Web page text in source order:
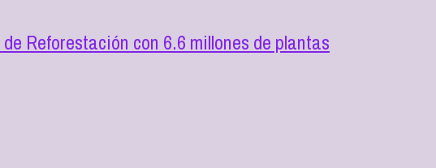
Reforestación con 6.6 millones de plantas